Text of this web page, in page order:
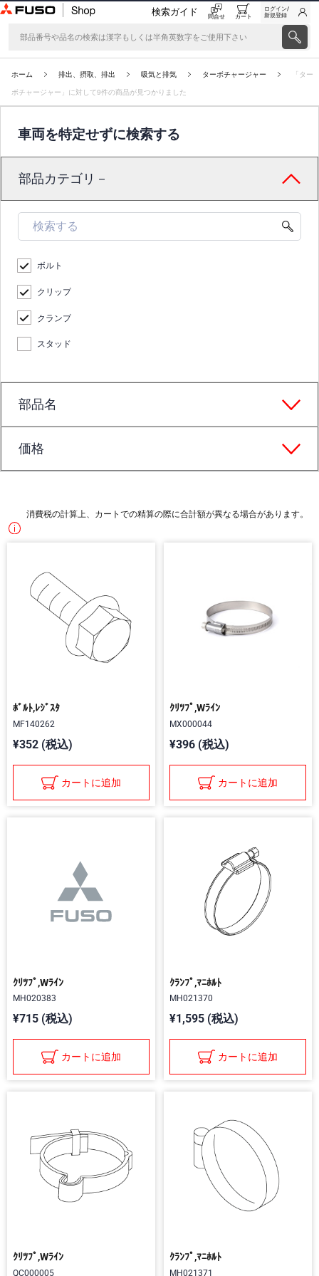
検索ガイド 問合せ カート
ログイン/
新規登録
ホーム 排出、摂取、排出 吸気と排気 ターボチャージャー 「ター
ボチャージャー」に対して9件の商品が見つかりました
車両を特定せずに検索する
部品カテゴリ－
ボルト
クリップ
クランプ
スタッド
部品名
価格
消費税の計算上、カートでの精算の際に合計額が異なる場合があります。
ﾎﾞﾙﾄ,ﾚｼﾞｽﾀ
MF140262
¥352 (税込)
カートに追加
ｸﾘﾂﾌﾟ,Wﾗｲﾝ
MX000044
¥396 (税込)
カートに追加
ｸﾘﾂﾌﾟ,Wﾗｲﾝ
MH020383
¥715 (税込)
カートに追加
ｸﾗﾝﾌﾟ,ﾏﾆﾎﾙﾄ
MH021370
¥1,595 (税込)
カートに追加
ｸﾘﾂﾌﾟ,Wﾗｲﾝ
QC000005
ｸﾗﾝﾌﾟ,ﾏﾆﾎﾙﾄ
MH021371